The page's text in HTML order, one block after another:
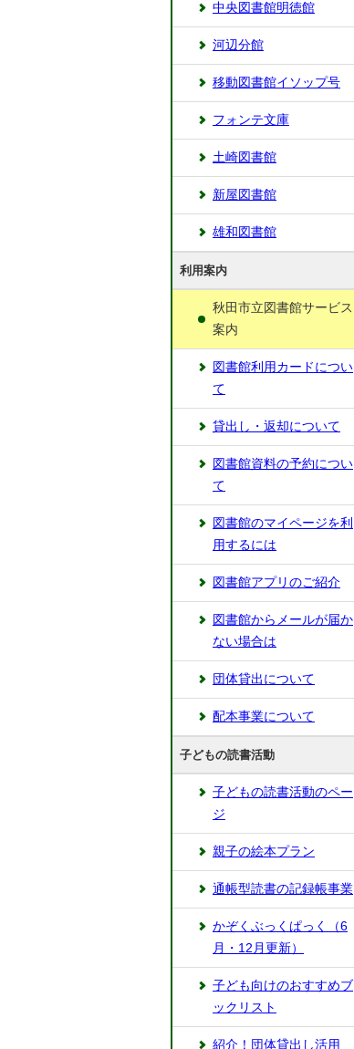
中央図書館明徳館
河辺分館
移動図書館イソップ号
フォンテ文庫
土崎図書館
新屋図書館
雄和図書館
利用案内
秋田市立図書館サービス
案内
図書館利用カードについ
て
貸出し・返却について
図書館資料の予約につい
て
図書館のマイページを利
用するには
図書館アプリのご紹介
図書館からメールが届か
ない場合は
団体貸出について
配本事業について
子どもの読書活動
子どもの読書活動のペー
ジ
親子の絵本プラン
通帳型読書の記録帳事業
かぞくぶっくぱっく（6
月・12月更新）
子ども向けのおすすめブ
ックリスト
紹介！団体貸出し活用